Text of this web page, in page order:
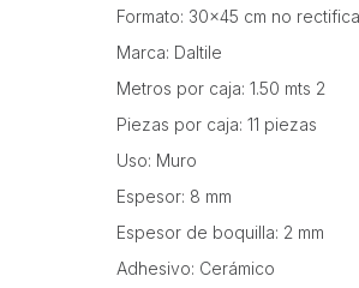
Formato: 30x45 cm no
Marca: Daltile
Metros por caja: 1.50 mts 2
Piezas por caja: 11 piezas
‍Uso: Muro
Espesor: 8 mm
Espesor de boquilla: 2 mm
Adhesivo: Cerámico